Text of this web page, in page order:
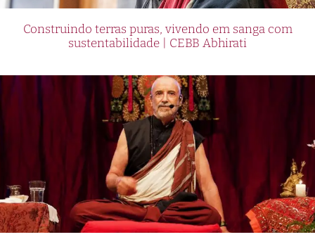
Construindo terras puras, vivendo em sanga com
sustentabilidade | CEBB Abhirati